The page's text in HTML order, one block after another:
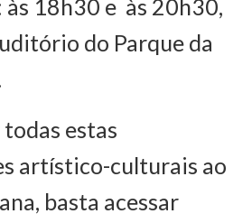
às 18h30 e às 20h30,
do Parque da
estas
artístico-culturais ao
basta acessar